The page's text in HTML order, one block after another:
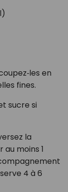
en
fines.
sucre si
la
moins 1
4 à 6